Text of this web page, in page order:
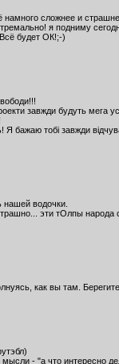
намного сложнее и
я подниму
будет ОК!;-)
завжди будуть мега
бажаю тобі завжди
нашей водочки.
эти тОлпы народа
как вы там.
- "а что интересно